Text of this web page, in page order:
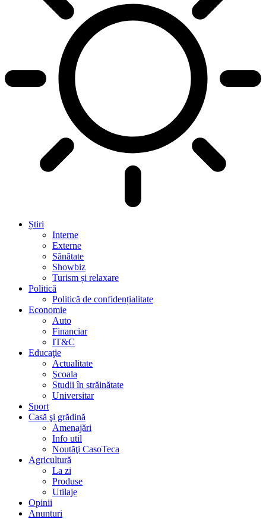
Știri
Interne
Externe
Sănătate
Showbiz
Turism și relaxare
Politică
Politică de confidențialitate
Economie
Auto
Financiar
IT&C
Educaţie
Actualitate
Şcoala
Studii în străinătate
Universitar
Sport
Casă şi grădină
Amenajări
Info util
Noutăţi CasoTeca
Agricultură
La zi
Produse
Utilaje
Opinii
Anunturi